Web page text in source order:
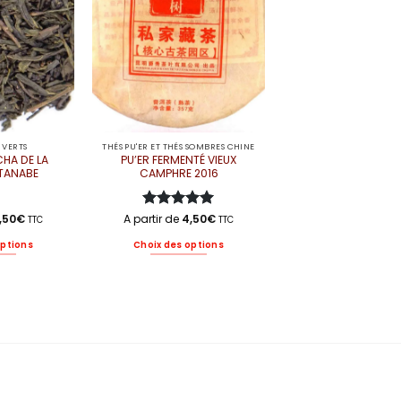
choisies
sur
la
page
du
produit
DE LA
€ TTC
THÉS PU'ER ET THÉS SOMBRES CHINE
PU’ER FERMENTÉ VIEUX
CAMPHRE 2016
Note5sur
A partir de 4,50€ TTC
Choix des options